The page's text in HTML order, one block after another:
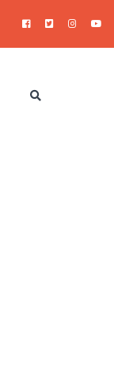
DUYURULAR